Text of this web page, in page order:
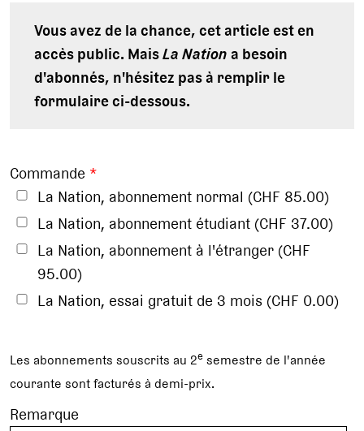
Vous avez de la chance, cet article est en
accès public. MaisLa Nationa besoin
d'abonnés, n'hésitez pas à remplir le
formulaire ci-dessous.
Commande *
La Nation, abonnement normal (CHF 85.00)
La Nation, abonnement étudiant (CHF 37.00)
La Nation, abonnement à l'étranger (CHF
95.00)
La Nation, essai gratuit de 3 mois (CHF 0.00)
Les abonnements souscrits au 2e semestre de l'année
courante sont facturés à demi-prix.
Remarque